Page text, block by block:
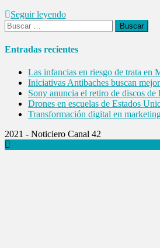
Seguir leyendo
Buscar:
Entradas recientes
Las infancias en riesgo de trata en
Iniciativas Antibaches buscan
Sony anuncia el retiro de discos de
Drones en escuelas de Estados
Transformación digital en
2021 - Noticiero Canal 42